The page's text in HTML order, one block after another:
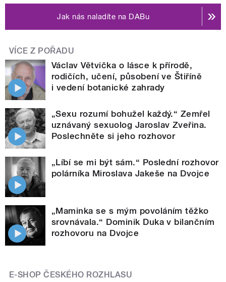
Jak nás naladíte na DABu
VÍCE Z POŘADU
Václav Větvička o lásce k přírodě,
rodičích, učení, působení ve Štiříně
i vedení botanické zahrady
„Sexu rozumí bohužel každý.“ Zemřel
uznávaný sexuolog Jaroslav Zveřina.
Poslechněte si jeho rozhovor
„Líbí se mi být sám.“ Poslední rozhovor
polárníka Miroslava Jakeše na Dvojce
„Maminka se s mým povoláním těžko
srovnávala.“ Dominik Duka v bilančním
rozhovoru na Dvojce
E-SHOP ČESKÉHO ROZHLASU